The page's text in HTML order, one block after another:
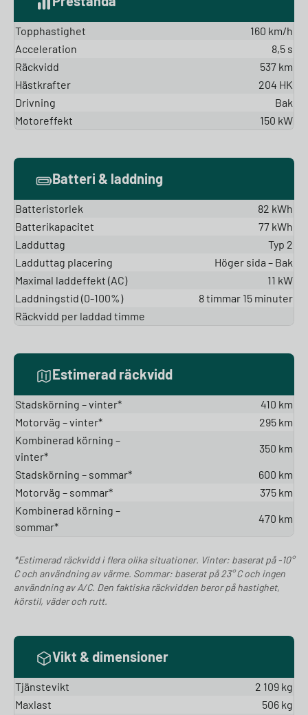
Topphastighet
160 km/h
Acceleration
8,5 s
Räckvidd
537 km
Hästkrafter
204 HK
Drivning
Bak
Motoreffekt
150 kW
Batteri & laddning
Batteristorlek
82 kWh
Batterikapacitet
77 kWh
Ladduttag
Typ 2
Ladduttag placering
Höger sida – Bak
Maximal laddeffekt (AC)
11 kW
Laddningstid (0-100%)
8 timmar 15 minuter
Räckvidd per laddad timme
Estimerad räckvidd
Stadskörning – vinter*
410 km
Motorväg – vinter*
295 km
Kombinerad körning –
vinter*
350 km
Stadskörning – sommar*
600 km
Motorväg – sommar*
375 km
Kombinerad körning –
sommar*
470 km
*Estimerad räckvidd i flera olika situationer. Vinter: baserat på -10°
C och användning av värme. Sommar: baserat på 23° C och ingen
användning av A/C. Den faktiska räckvidden beror på hastighet,
körstil, väder och rutt.
Vikt & dimensioner
Tjänstevikt
2 109 kg
Maxlast
506 kg